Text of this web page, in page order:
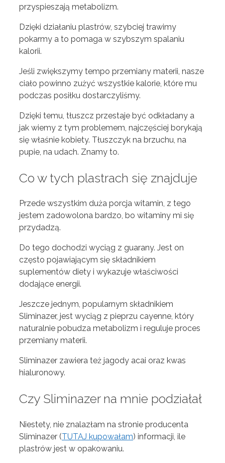
przyspieszają metabolizm.
Dzięki działaniu plastrów, szybciej trawimy
pokarmy a to pomaga w szybszym spalaniu
kalorii.
Jeśli zwiększymy tempo przemiany materii, nasze
ciało powinno zużyć wszystkie kalorie, które mu
podczas posiłku dostarczyliśmy.
Dzięki temu, tłuszcz przestaje być odkładany a
jak wiemy z tym problemem, najczęściej borykają
się właśnie kobiety. Tłuszczyk na brzuchu, na
pupie, na udach. Znamy to.
Co w tych plastrach się znajduje
Przede wszystkim duża porcja witamin, z tego
jestem zadowolona bardzo, bo witaminy mi się
przydadzą.
Do tego dochodzi wyciąg z guarany. Jest on
często pojawiającym się składnikiem
suplementów diety i wykazuje właściwości
dodające energii.
Jeszcze jednym, popularnym składnikiem
Sliminazer, jest wyciąg z pieprzu cayenne, który
naturalnie pobudza metabolizm i reguluje proces
przemiany materii.
Sliminazer zawiera też jagody acai oraz kwas
hialuronowy.
Czy Sliminazer na mnie podziałał
Niestety, nie znalazłam na stronie producenta
Sliminazer (TUTAJ kupowałam) informacji, ile
plastrów jest w opakowaniu.